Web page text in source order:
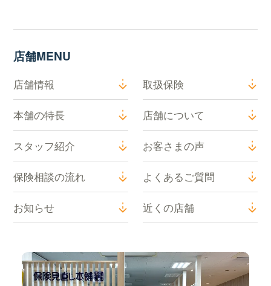
店舗MENU
店舗情報 取扱保険
本舗の特長 店舗について
スタッフ紹介 お客さまの声
保険相談の流れ よくあるご質問
お知らせ 近くの店舗